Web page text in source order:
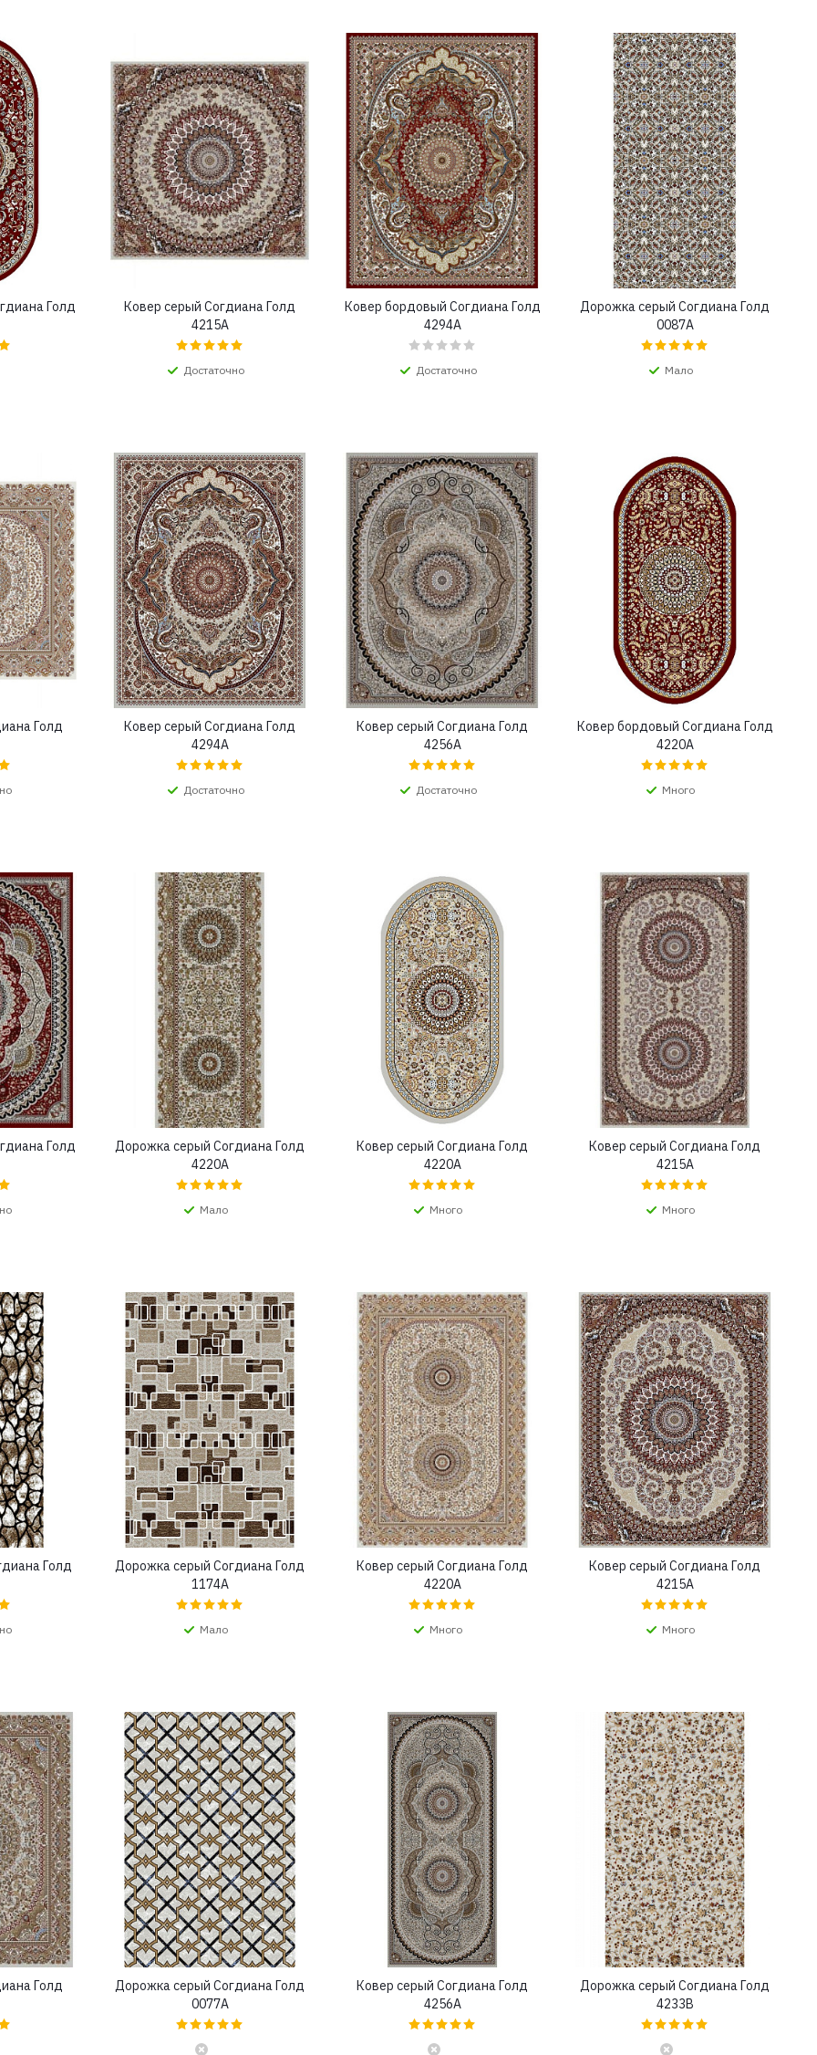
Голд
Ковер серый Согдиана Голд
4215A
Достаточно
Ковер бордовый Согдиана Голд
4294A
Достаточно
Дорожка серый Согдиана Голд
0087A
Мало
Голд
Ковер серый Согдиана Голд
4294A
Достаточно
Ковер серый Согдиана Голд
4256A
Достаточно
Ковер бордовый Согдиана Голд
4220A
Много
Голд
Дорожка серый Согдиана Голд
4220A
Мало
Ковер серый Согдиана Голд
4220A
Много
Ковер серый Согдиана Голд
4215A
Много
Голд
Дорожка серый Согдиана Голд
1174A
Мало
Ковер серый Согдиана Голд
4220A
Много
Ковер серый Согдиана Голд
4215A
Много
Голд
Дорожка серый Согдиана Голд
0077A
Ковер серый Согдиана Голд
4256A
Дорожка серый Согдиана Голд
4233B